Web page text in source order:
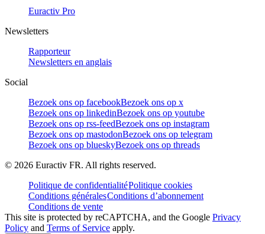
Euractiv Pro
Newsletters
Rapporteur
Newsletters en anglais
Social
Bezoek ons op facebookBezoek ons op x
Bezoek ons op linkedinBezoek ons op youtube
Bezoek ons op rss-feedBezoek ons op instagram
Bezoek ons op mastodonBezoek ons op telegram
Bezoek ons op blueskyBezoek ons op threads
© 2026 Euractiv FR. All rights reserved.
Politique de confidentialitéPolitique cookies
Conditions généralesConditions d’abonnement
Conditions de vente
This site is protected by reCAPTCHA, and the Google Privacy
Policy and Terms of Service apply.